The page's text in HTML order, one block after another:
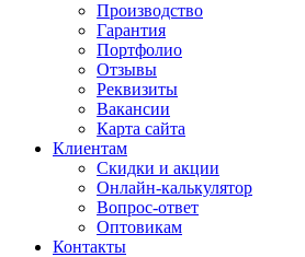
Производство
Гарантия
Портфолио
Отзывы
Реквизиты
Вакансии
Карта сайта
Клиентам
Скидки и акции
Онлайн-калькулятор
Вопрос-ответ
Оптовикам
Контакты